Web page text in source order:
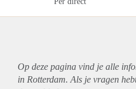
Op deze pagina vind je alle
in Rotterdam. Als je vragen